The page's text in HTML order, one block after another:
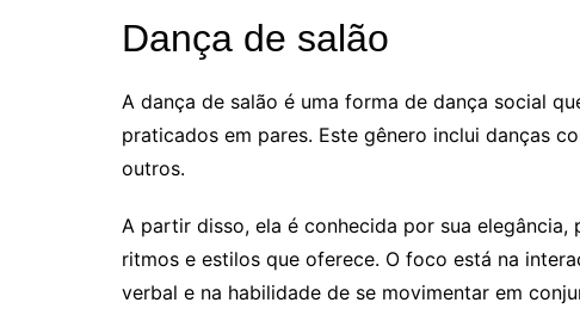
Dança de salão
A dança de salão é uma forma de dança social
praticados em pares. Este gênero inclui danças
outros.
A partir disso, ela é conhecida por sua
ritmos e estilos que oferece. O foco está na
verbal e na habilidade de se movimentar em